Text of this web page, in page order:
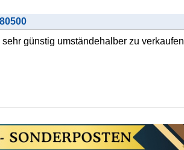
günstig umständehalber zu verkaufen